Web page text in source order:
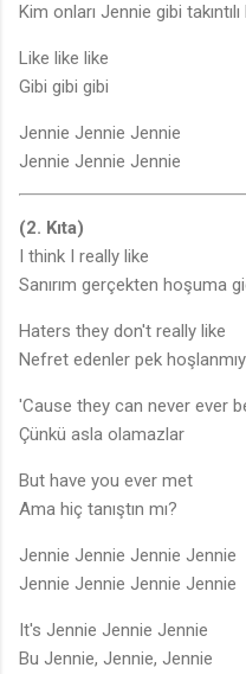
Kim onları Jennie gibi
Like like like
Gibi gibi gibi
Jennie Jennie Jennie
Jennie Jennie Jennie
(2. Kıta)
I think I really like
Sanırım gerçekten hoşuma
Haters they don't really like
Nefret edenler pek
'Cause they can never ever
Çünkü asla olamazlar
But have you ever met
Ama hiç tanıştın mı?
Jennie Jennie Jennie Jennie
Jennie Jennie Jennie Jennie
It's Jennie Jennie Jennie
Bu Jennie, Jennie, Jennie